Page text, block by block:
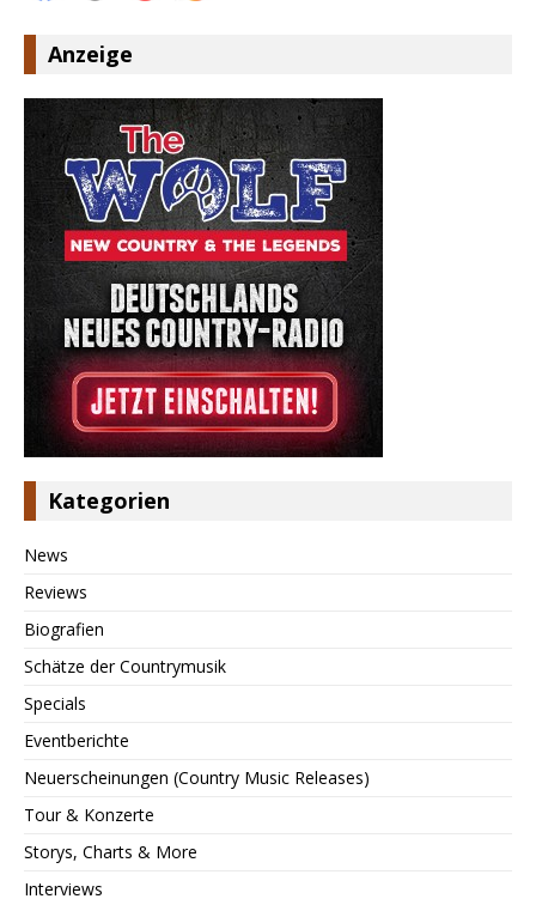
Anzeige
Kategorien
News
Reviews
Biografien
Schätze der Countrymusik
Specials
Eventberichte
Neuerscheinungen (Country Music Releases)
Tour & Konzerte
Storys, Charts & More
Interviews